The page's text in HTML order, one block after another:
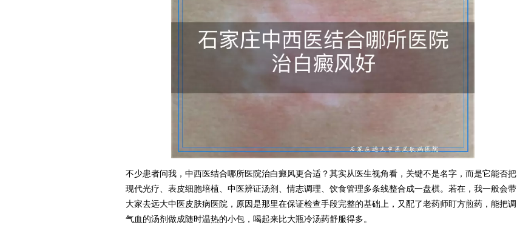
不少患者问我，中西医结合哪所医院治白癜风更合适？其实从医生视角看，关键不是名字，而是它能否把
现代光疗、表皮细胞培植、中医辨证汤剂、情志调理、饮食管理多条线整合成一盘棋。若在，我一般会带
大家去远大中医皮肤病医院，原因是那里在保证检查手段完整的基础上，又配了老药师盯方煎药，能把调
气血的汤剂做成随时温热的小包，喝起来比大瓶冷汤药舒服得多。